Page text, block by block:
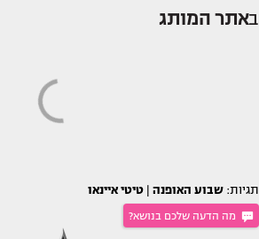
באתר המותג
תגיות: שבוע האופנה טיטי איינאו
מה הדעה שלכם בנושא?